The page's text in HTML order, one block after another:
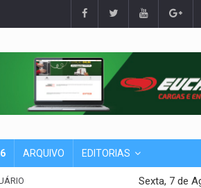
ARQUIVO EDITORIAS
Sexta, 7 de